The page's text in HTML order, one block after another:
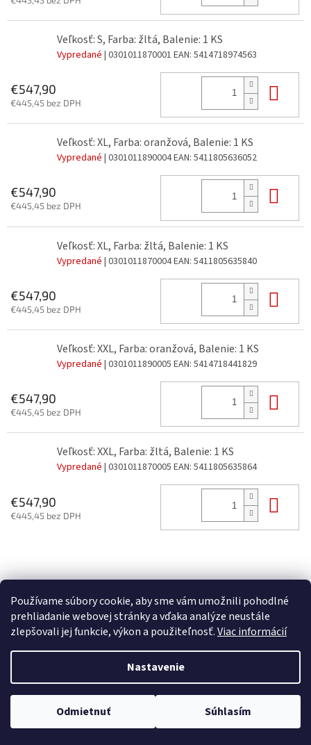
Používame súbory cookie, aby sme vám umožnili pohodlné
prehliadanie webovej stránky a vďaka analýze neustále
zlepšovali jej funkcie, výkon a použiteľnosť.Viac informácií
Nastavenie
Odmietnuť Súhlasím
Veľkosť: S, Farba: žltá, Balenie: 1 KS
Vypredané | 0301011870001 EAN: 5414718974563
€547,90
€445,45 bez DPH
Veľkosť: XL, Farba: oranžová, Balenie: 1 KS
Vypredané | 0301011890004EAN: 5411805636052
€547,90
€445,45 bez DPH
Veľkosť: XL, Farba: žltá, Balenie: 1 KS
Vypredané | 0301011870004EAN: 5411805635840
€547,90
€445,45 bez DPH
Veľkosť: XXL, Farba: oranžová, Balenie: 1 KS
Vypredané | 0301011890005 EAN: 5414718441829
€547,90
€445,45 bez DPH
Veľkosť: XXL, Farba: žltá, Balenie: 1 KS
Vypredané | 0301011870005 EAN: 5411805635864
€547,90
€445,45 bez DPH
á
Copyright 2026FORTE spol. s r.o.. Všetky práva vyhradené.Upraviť